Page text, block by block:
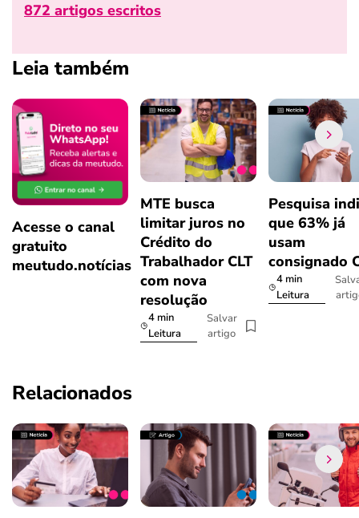
872 artigos escritos
Leia também
Acesse o canal
gratuito
meutudo.notícias
MTE busca
limitar juros no
Crédito do
Trabalhador CLT
com nova
resolução
4 min
Leitura
Salvar
artigo
Pesquisa
que 63% já
usam
consignado
4 min
Leitura
Relacionados